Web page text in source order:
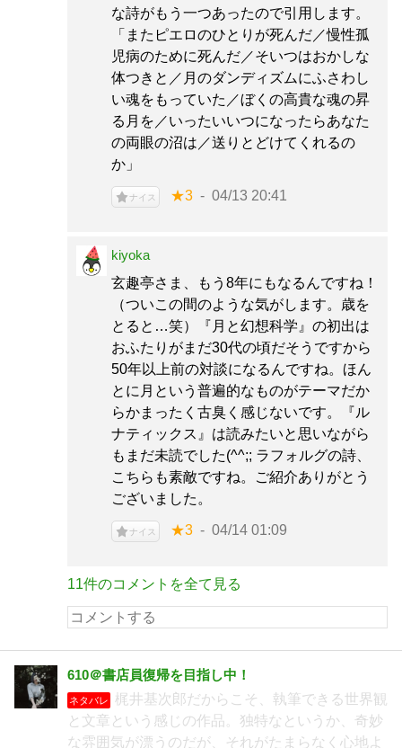
な詩がもう一つあったので引用します。
「またピエロのひとりが死んだ／慢性孤
児病のために死んだ／そいつはおかしな
体つきと／月のダンディズムにふさわし
い魂をもっていた／ぼくの高貴な魂の昇
る月を／いったいいつになったらあなた
の両眼の沼は／送りとどけてくれるの
か」
ナイス ★3 04/13 20:41
kiyoka
玄趣亭さま、もう8年にもなるんですね！
（ついこの間のような気がします。歳を
とると…笑）『月と幻想科学』の初出は
おふたりがまだ30代の頃だそうですから
50年以上前の対談になるんですね。ほん
とに月という普遍的なものがテーマだか
らかまったく古臭く感じないです。『ル
ナティックス』は読みたいと思いながら
もまだ未読でした(^^;; ラフォルグの詩、
こちらも素敵ですね。ご紹介ありがとう
ございました。
ナイス ★3 04/14 01:09
11件のコメントを全て見る
610＠書店員復帰を目指し中！
ネタバレ
梶井基次郎だからこそ、執筆できる世界観
と文章という感じの作品。独特なというか、奇妙
な雰囲気が漂うのだが、それがたまらなく心地よ